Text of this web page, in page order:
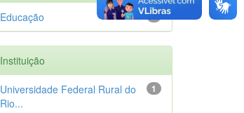
1
Educação
Instituição
1
Universidade Federal Rural do
Rio...